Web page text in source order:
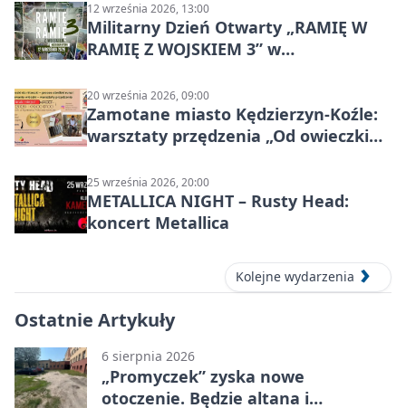
12 września 2026, 13:00
Militarny Dzień Otwarty „RAMIĘ W
RAMIĘ Z WOJSKIEM 3” w
20 września 2026, 09:00
Zamotane miasto Kędzierzyn-Koźle:
warsztaty przędzenia „Od owieczki
25 września 2026, 20:00
METALLICA NIGHT – Rusty Head:
koncert Metallica
Kolejne wydarzenia
Ostatnie Artykuły
6 sierpnia 2026
„Promyczek” zyska nowe
otoczenie. Będzie altana i